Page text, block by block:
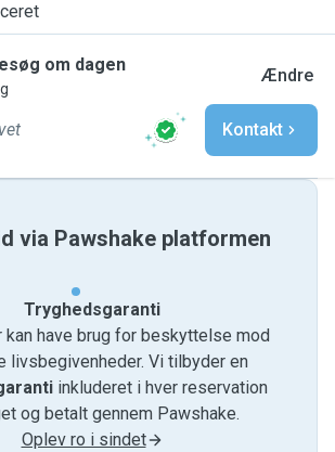
om dagen
Ændre
Kontakt
via Pawshake platformen
Tryghedsgaranti
have brug for beskyttelse mod
livsbegivenheder. Vi tilbyder en
inkluderet i hver reservation
og betalt gennem Pawshake.
Oplev ro i sindet